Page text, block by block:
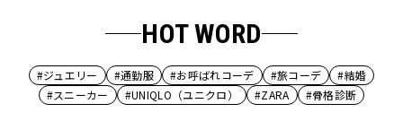
HOT WORD
#ジュエリー #通勤服 #お呼ばれコーデ #旅コーデ
#結婚
#スニーカー
#UNIQLO（ユニクロ） #ZARA #骨格診断